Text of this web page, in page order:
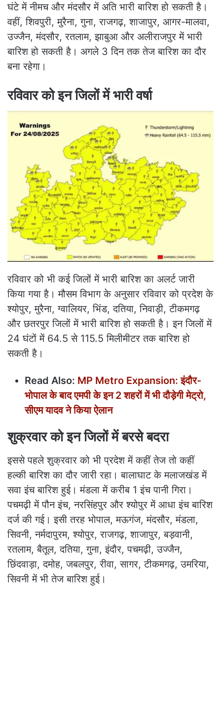
घंटे में नीमच और मंदसौर में अति भारी बारिश हो सकती है।
वहीं, शिवपुरी, मुरैना, गुना, राजगढ़, शाजापुर, आगर-मालवा,
उज्जैन, मंदसौर, रतलाम, झाबुआ और अलीराजपुर में भारी
बारिश हो सकती है। अगले 3 दिन तक तेज बारिश का दौर
बना रहेगा।
रविवार को इन जिलों में भारी वर्षा
रविवार को भी कई जिलों में भारी बारिश का अलर्ट जारी
किया गया है। मौसम विभाग के अनुसार रविवार को प्रदेश के
श्योपुर, मुरैना, ग्वालियर, भिंड, दतिया, निवाड़ी, टीकमगढ़
और छतरपुर जिलों में भारी बारिश हो सकती है। इन जिलों में
24 घंटों में 64.5 से 115.5 मिलीमीटर तक बारिश हो
सकती है।
Read Also: MP Metro Expansion: इंदौर-
भोपाल के बाद एमपी के इन 2 शहरों में भी दौड़ेगी मेट्रो,
सीएम यादव ने किया ऐलान
शुक्रवार को इन जिलों में बरसे बदरा
इससे पहले शुक्रवार को भी प्रदेश में कहीं तेज तो कहीं
हल्की बारिश का दौर जारी रहा। बालाघाट के मलाजखंड में
सवा इंच बारिश हुई। मंडला में करीब 1 इंच पानी गिरा।
पचमढ़ी में पौन इंच, नरसिंहपुर और श्योपुर में आधा इंच बारिश
दर्ज की गई। इसी तरह भोपाल, मऊगंज, मंदसौर, मंडला,
सिवनी, नर्मदापुरम, श्योपुर, राजगढ़, शाजापुर, बड़वानी,
रतलाम, बैतूल, दतिया, गुना, इंदौर, पचमढ़ी, उज्जैन,
छिंदवाड़ा, दमोह, जबलपुर, रीवा, सागर, टीकमगढ़, उमरिया,
सिवनी में भी तेज बारिश हुई।